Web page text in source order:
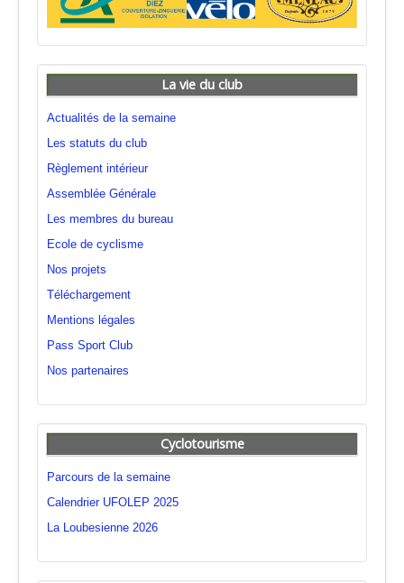
La vie du club
Actualités de la semaine
Les statuts du club
Règlement intérieur
Assemblée Générale
Les membres du bureau
Ecole de cyclisme
Nos projets
Téléchargement
Mentions légales
Pass Sport Club
Nos partenaires
Cyclotourisme
Parcours de la semaine
Calendrier UFOLEP 2025
La Loubesienne 2026